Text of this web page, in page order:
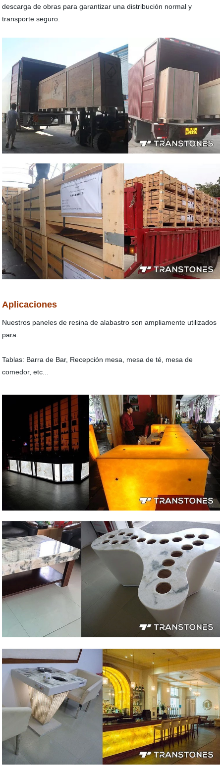
descarga de obras para garantizar una distribución normal y
transporte seguro.
Aplicaciones
Nuestros paneles de resina de alabastro son ampliamente utilizados
para:
Tablas: Barra de Bar, Recepción mesa, mesa de té, mesa de
comedor, etc...